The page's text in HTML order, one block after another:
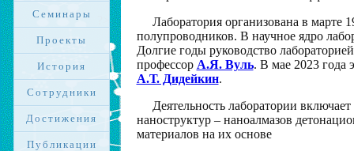
Семинары
Проекты
История
Сотрудники
Достижения
Публикации
Лаборатория организована в марте
полупроводников. В научное ядро
Долгие годы руководство
профессор А.Я. Вуль. В мае 2023 года
А.Т. Дидейкин.
Деятельность лаборатории
наноструктур – наноалмазов
материалов на их основе